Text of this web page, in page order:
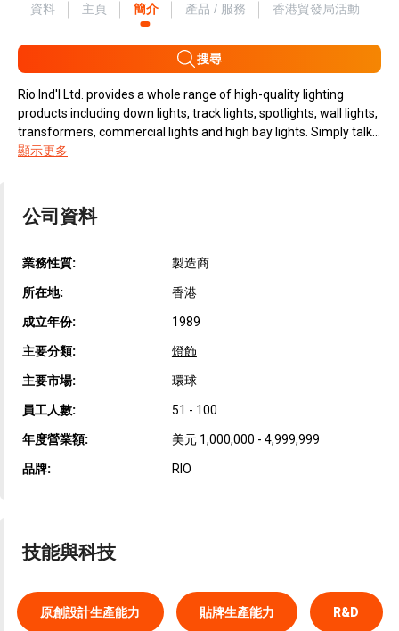
資料 主頁 簡介 產品 / 服務 香港貿發局活動
搜尋
Rio Ind'l Ltd. provides a whole range of high-quality lighting
products including down lights, track lights, spotlights, wall lights,
transformers, commercial lights and high bay lights. Simply talk...
顯示更多
公司資料
業務性質: 製造商
所在地: 香港
成立年份: 1989
主要分類: 燈飾
主要市場: 環球
員工人數: 51 - 100
年度營業額: 美元 1,000,000 - 4,999,999
品牌: RIO
技能與科技
原創設計生產能力 貼牌生產能力 R&D